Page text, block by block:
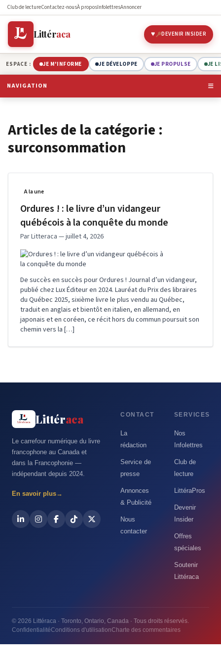
Club de lectureContactez-nousÀ proposInfolettresAnnoncer
Littéraca DEVENIR INSIDER
ESPACE : JE M'INFORME JE DÉVELOPPE JE PROPULSE JE
NAVIGATION
Articles de la catégorie :
surconsommation
A la une
Ordures ! : le livre d’un vidangeur
québécois à la conquête du monde
Par Litteraca — juillet 4, 2026
De succès en succès pour Ordures ! Journal d’un vidangeur,
publié chez Lux Éditeur en 2024. Lauréat du Prix des libraires
du Québec 2025, sixième livre le plus vendu au Québec,
traduit en anglais et bientôt en italien, en allemand, en
japonais et en coréen, ce récit hors du commun poursuit son
chemin vers la […]
Littéraca
Le carrefour numérique du livre
francophone au Canada et
dans la Francophonie —
indépendant depuis 2024.
En savoir plus→
CONTACT
La
rédaction
Service de
presse
Annonces
& Publicité
Nous
contacter
SERVICES
Nos
Infolettres
Club de
lecture
LittéraPros
Devenir
Insider
Offres
spéciales
Soutenir
Littéraca
© 2026 Littéraca · Toronto, Ontario, Canada · Tous droits réservés.
ConfidentialitéConditions d'utilisationCharte des commentaires